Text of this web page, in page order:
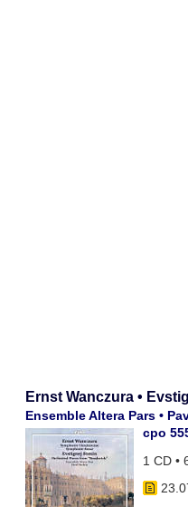
Ernst Wanczura •
Ensemble Altera Pars •
cpo
1 CD •